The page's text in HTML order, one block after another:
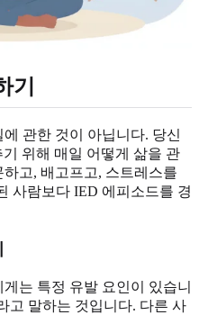
기
관한 것이 아닙니다. 당신
기 위해 매일 어떻게 삶을 관
고, 배고프고, 스트레스를
사람보다 IED 에피소드를 경
게는 특정 유발 요인이 있습니
고 말하는 것입니다. 다른 사